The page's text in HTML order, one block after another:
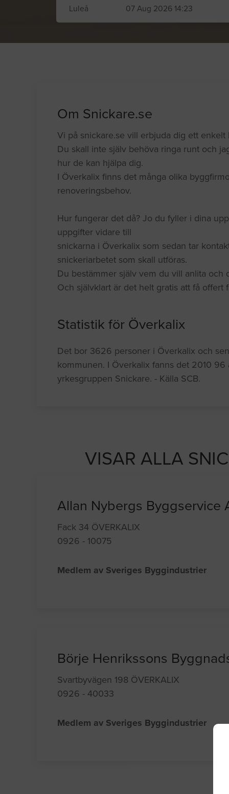
Luleå 07 Aug 2026 14:23
Om Snickare.se
Vi på snickare.se vill erbjuda dig ett
Du skall inte själv behöva ringa runt och
hur de kan hjälpa dig.
I Överkalix finns det många olika
renoveringsbehov.
Hur fungerar det då? Jo du fyller i dina
uppgifter vidare till
snickarna i Överkalix som sedan tar
snickeriarbetet som skall utföras.
Du bestämmer själv vem du vill anlita
Och självklart är det helt gratis att få offert
Statistik för Överkalix
Det bor 3626 personer i Överkalix och
kommunen. I Överkalix fanns det 2010
yrkesgruppen Snickare. - Källa SCB.
VISAR ALLA
Allan Nybergs Byggservice
Fack 34 ÖVERKALIX
0926 - 10075
Medlem av Sveriges Byggindustrier
Börje Henrikssons
Svartbyvägen 198 ÖVERKALIX
0926 - 40033
Medlem av Sveriges Byggindustrier